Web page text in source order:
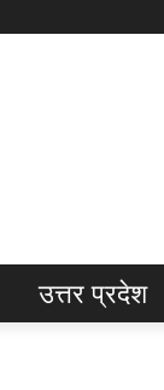
उत्तर प्रदेश